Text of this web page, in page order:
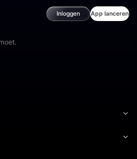
Inloggen App lanceren